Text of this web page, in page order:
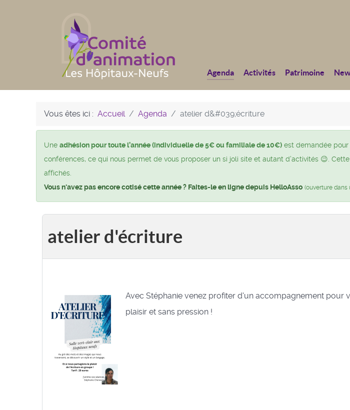
Agenda Activités Patrimoine
Vous êtes ici : Accueil Agenda atelier d&#039;écriture
Une adhésion pour toute l’année (individuelle de 5€ ou familiale de 10€) est demandée
conférences, ce qui nous permet de vous proposer un si joli site et autant d’activités 😉.
affichés.
Vous n'avez pas encore cotisé cette année ? Faites-le en ligne depuis HelloAsso (ouverture dans
atelier d'écriture
Avec Stéphanie venez profiter d'un accompagnement pour
plaisir et sans pression !